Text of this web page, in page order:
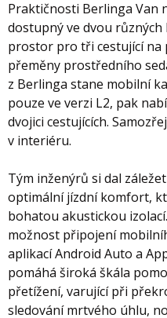
Praktičnosti Berlinga
dostupný ve dvou
prostor pro tři cestující na
přeměny prostředního
z Berlinga stane mobilní
pouze ve verzi L2, pak
dvojici cestujících.
v interiéru.
Tým inženýrů si dal
optimální jízdní komfort,
bohatou akustickou
možnost připojení
aplikací Android Auto a
pomáhá široká škála
přetížení, varující při
sledování mrtvého úhlu,